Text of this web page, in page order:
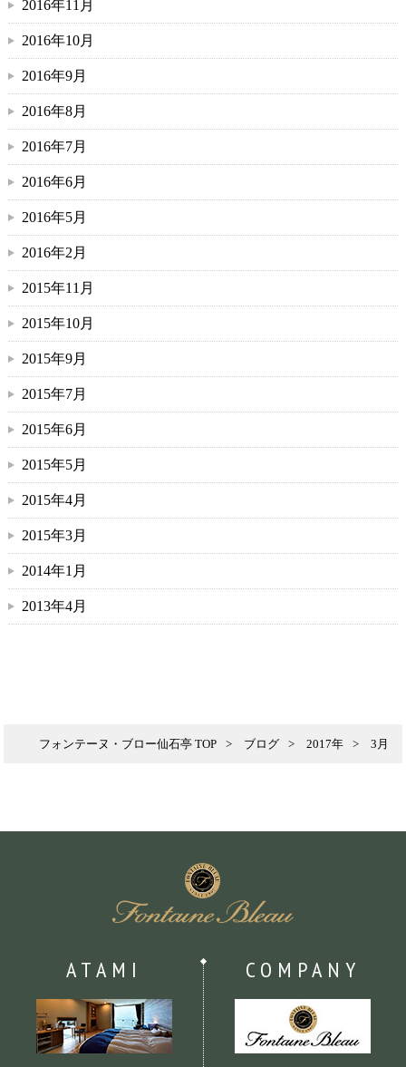
2016年11月
2016年10月
2016年9月
2016年8月
2016年7月
2016年6月
2016年5月
2016年2月
2015年11月
2015年10月
2015年9月
2015年7月
2015年6月
2015年5月
2015年4月
2015年3月
2014年1月
2013年4月
フォンテーヌ・ブロー仙石亭 TOP ブログ 2017年 3月
ATAMI COMPANY